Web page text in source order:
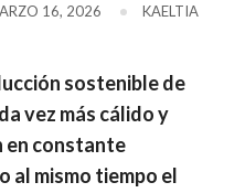
16, 2026 KAELTIA
sosteniblede
vez más cálidoy
en constante
al mismo tiempo el